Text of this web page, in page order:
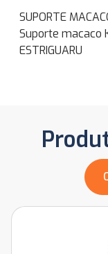
SUPORTE
Suporte macaco
ESTRIGUARU